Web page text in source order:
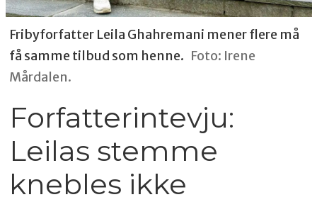
Fribyforfatter Leila Ghahremani mener flere må
få samme tilbud som henne. Foto: Irene
Mårdalen.
Forfatterintevju:
Leilas stemme
knebles ikke